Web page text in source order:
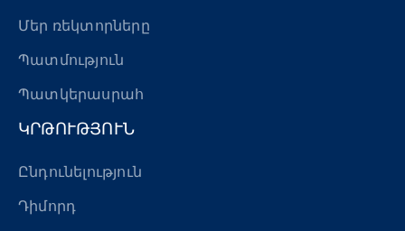
Մեր ռեկտորները
Պատմություն
Պատկերասրահ
ԿՐԹՈՒԹՅՈՒՆ
Ընդունելություն
Դիմորդ